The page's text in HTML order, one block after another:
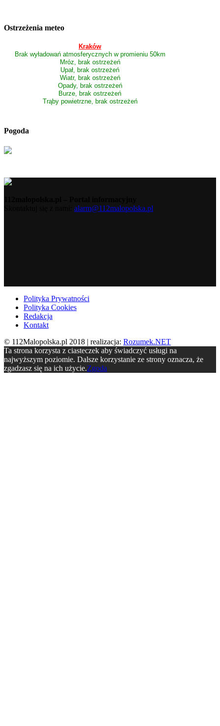
Ostrzeżenia meteo
Kraków
Brak wyładowań atmosferycznych w promieniu 50km
Mróz, brak ostrzeżeń
Upał, brak ostrzeżeń
Wiatr, brak ostrzeżeń
Opady, brak ostrzeżeń
Burze, brak ostrzeżeń
Trąby powietrzne, brak ostrzeżeń
Pogoda
alarm@112malopolska.pl
Polityka Prywatności
Polityka Cookies
Redakcja
Kontakt
© 112Malopolska.pl 2018 | realizacja: Rozumek.NET
Ta strona korzysta z ciasteczek aby świadczyć usługi na
najwyższym poziomie. Dalsze korzystanie ze strony oznacza, że
zgadzasz się na ich użycie.Zgoda